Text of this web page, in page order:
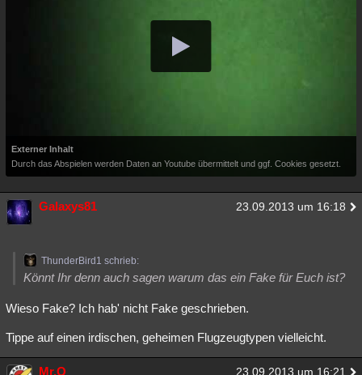
Externer Inhalt
Durch das Abspielen werden Daten an Youtube übermittelt und ggf. Cookies gesetzt.
Galaxys81 23.09.2013 um 16:18
ThunderBird1 schrieb:
Könnt Ihr denn auch sagen warum das ein Fake für Euch ist?
Wieso Fake? Ich hab' nicht Fake geschrieben.
Tippe auf einen irdischen, geheimen Flugzeugtypen vielleicht.
Mr.Q 23.09.2013 um 16:21